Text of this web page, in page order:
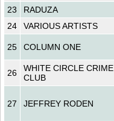
23
RADUZA
24
VARIOUS ARTISTS
25 COLUMN ONE
26
WHITE CIRCLE CRIME
CLUB
27 JEFFREY RODEN